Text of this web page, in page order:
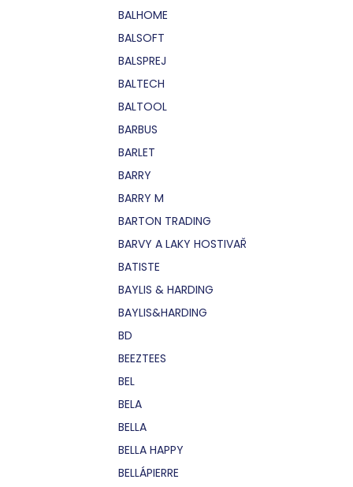
BALHOME
BALSOFT
BALSPREJ
BALTECH
BALTOOL
BARBUS
BARLET
BARRY
BARRY M
BARTON TRADING
BARVY A LAKY HOSTIVAŘ
BATISTE
BAYLIS & HARDING
BAYLIS&HARDING
BD
BEEZTEES
BEL
BELA
BELLA
BELLA HAPPY
BELLÁPIERRE